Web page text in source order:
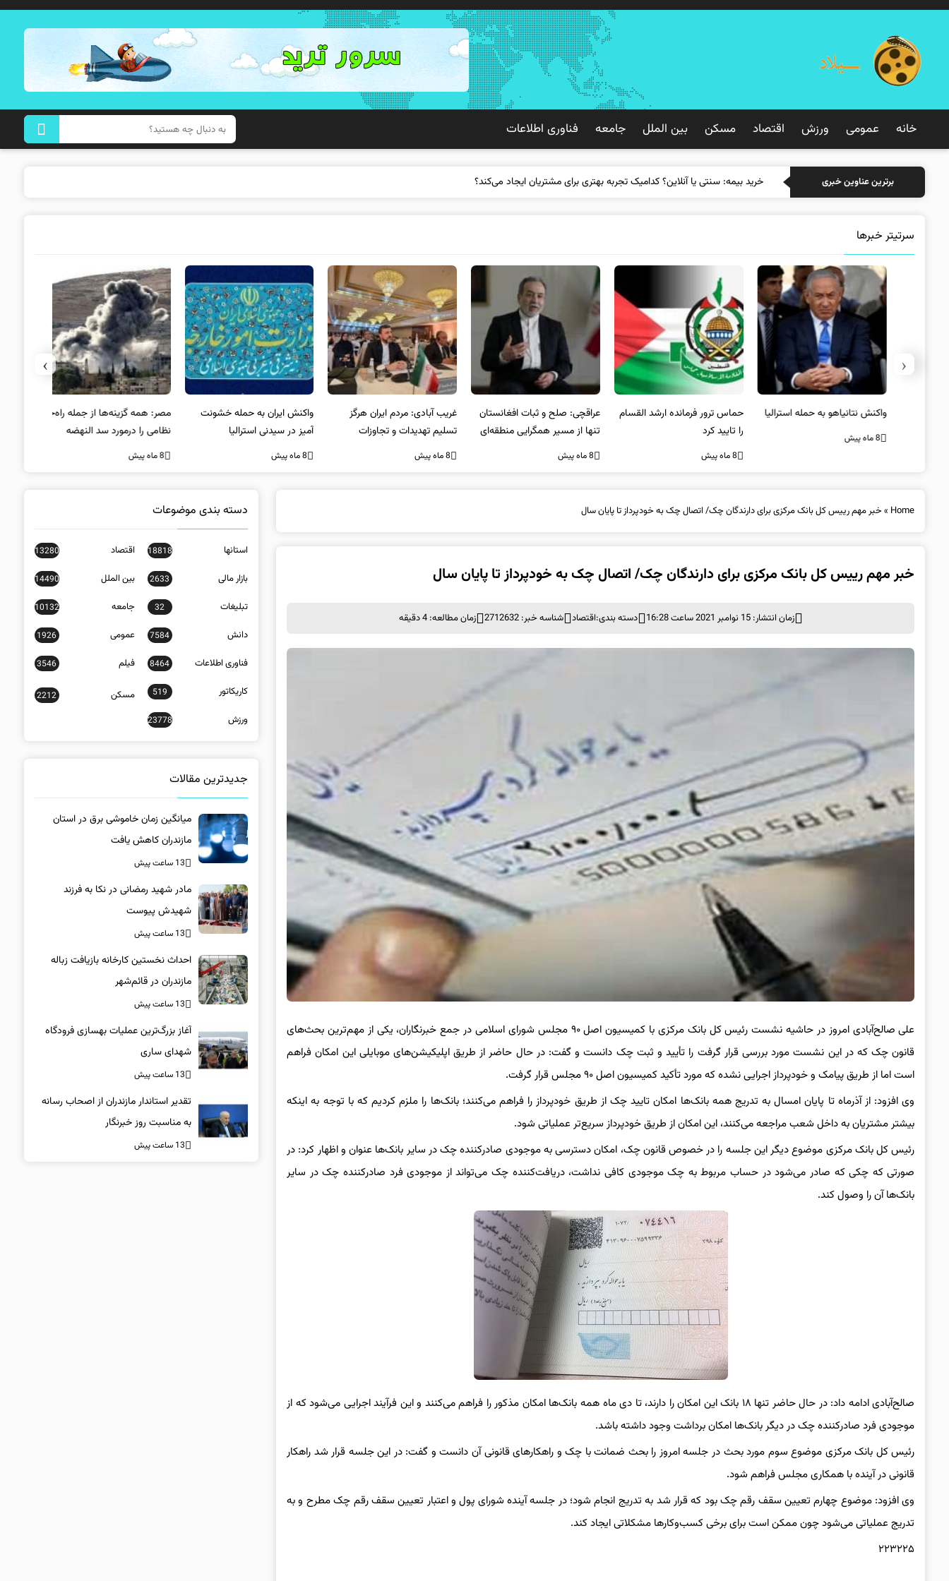
خانه عمومی ورزش اقتصاد مسکن بین الملل جامعه فناوری اطلاعات
برترین عناوین خبری خرید بیمه
سرتیتر خبرها
واکنش نتانیاهو به حمله استرالیا
8 ماه پیش
حماس ترور فرمانده ارشد القسام
را تایید کرد
8 ماه پیش
عراقچی: صلح و ثبات افغانستان
تنها از مسیر همگرایی منطقه‌ای
محقق می‌شود
غریب آبادی: مردم ایران هرگز
تسلیم تهدیدات و تجاوزات
نخواهند شد و متحد و منسجم
واکنش ایران به حمله خشونت
آمیز در سیدنی استرالیا
مصر: همه گزینه‌ها از جمله راه‌حل
نظامی را درمورد سد النهضه
بررسی می‌کنیم
8 ماه پیش
‹
›
Home
»خبر مهم رییس کل بانک مرکزی برای دارندگان چک/ اتصال چک به خودپرداز تا پایان سال
خبر مهم رییس کل بانک مرکزی برای دارندگان چک/ اتصال چک به خودپرداز تا پایان سال
زمان انتشار: 15 نوامبر 2021 ساعت 16:28 دسته بندی:اقتصاد شناسه خبر: 2712632 زمان مطالعه: 4 دقیقه
علی صالح‌آبادی امروز در حاشیه نشست رئیس کل بانک مرکزی با کمیسیون اصل ۹۰ مجلس شورای اسلامی در جمع خبرنگاران، یکی از مهم‌ترین بحث‌های
قانون چک که در این نشست مورد بررسی قرار گرفت را تأیید و ثبت چک دانست و گفت: در حال حاضر از طریق اپلیکیشن‌های موبایلی این امکان فراهم
است اما از طریق پیامک و خودپرداز اجرایی نشده که مورد تأکید کمیسیون اصل ۹۰ مجلس قرار گرفت.
وی افزود: از آذرماه تا پایان امسال به تدریج همه بانک‌ها امکان تایید چک از طریق خودپرداز را فراهم می‌کنند؛ بانک‌ها را ملزم کردیم که با توجه به اینکه
بیشتر مشتریان به داخل شعب مراجعه می‌کنند، این امکان از طریق خودپرداز سریع‌تر عملیاتی شود.
رئیس کل بانک مرکزی موضوع دیگر این جلسه را در خصوص قانون چک، امکان دسترسی به موجودی صادرکننده چک در سایر بانک‌ها عنوان و اظهار کرد: در
صورتی که چکی که صادر می‌شود در حساب مربوط به چک موجودی کافی نداشت، دریافت‌کننده چک می‌تواند از موجودی فرد صادرکننده چک در سایر
بانک‌ها آن را وصول کند.
صالح‌آبادی ادامه داد: در حال حاضر تنها ۱۸ بانک این امکان را دارند، تا دی ماه همه بانک‌ها امکان مذکور را فراهم می‌کنند و این فرآیند اجرایی می‌شود که از
موجودی فرد صادرکننده چک در دیگر بانک‌ها امکان برداشت وجود داشته باشد.
رئیس کل بانک مرکزی موضوع سوم مورد بحث در جلسه امروز را بحث ضمانت با چک و راهکارهای قانونی آن دانست و گفت: در این جلسه قرار شد راهکار
قانونی در آینده با همکاری مجلس فراهم شود.
وی افزود: موضوع چهارم تعیین سقف رقم چک بود که قرار شد به تدریج انجام شود؛ در جلسه آینده شورای پول و اعتبار تعیین سقف رقم چک مطرح و به
تدریج عملیاتی می‌شود چون ممکن است برای برخی کسب‌وکارها مشکلاتی ایجاد کند.
۲۲۳۲۲۵
دسته بندی موضوعات
استانها 18818 اقتصاد 13280
بازار مالی 2633 بین الملل 14490
تبلیغات 32 جامعه 10132
دانش 7584 عمومی 1926
فناوری اطلاعات 8464 فیلم 3546
کاریکاتور 519 مسکن 2212
ورزش 23778
جدیدترین مقالات
میانگین زمان خاموشی برق در استان
مازندران کاهش یافت
13 ساعت پیش
مادر شهید رمضانی در نکا به فرزند
شهیدش پیوست
13 ساعت پیش
احداث نخستین کارخانه بازیافت زباله
مازندران در قائم‌شهر
13 ساعت پیش
آغاز بزرگ‌ترین عملیات بهسازی فرودگاه
شهدای ساری
13 ساعت پیش
تقدیر استاندار مازندران از اصحاب رسانه
به مناسبت روز خبرنگار
13 ساعت پیش